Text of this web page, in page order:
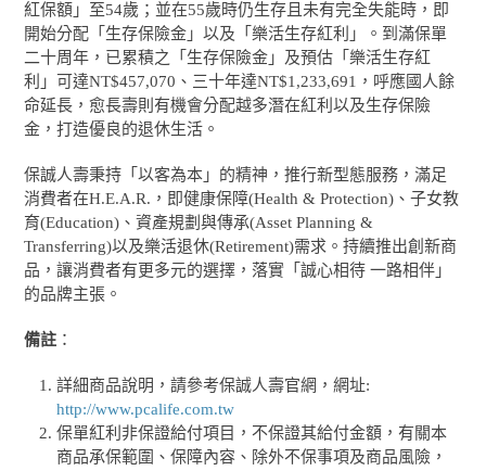
紅保額」至54歲；並在55歲時仍生存且未有完全失能時，即
開始分配「生存保險金」以及「樂活生存紅利」。到滿保單
二十周年，已累積之「生存保險金」及預估「樂活生存紅
利」可達NT$457,070、三十年達NT$1,233,691，呼應國人餘
命延長，愈長壽則有機會分配越多潛在紅利以及生存保險
金，打造優良的退休生活。
保誠人壽秉持「以客為本」的精神，推行新型態服務，滿足
消費者在H.E.A.R.，即健康保障(Health & Protection)、子女教
育(Education)、資產規劃與傳承(Asset Planning &
Transferring)以及樂活退休(Retirement)需求。持續推出創新商
品，讓消費者有更多元的選擇，落實「誠心相待 一路相伴」
的品牌主張。
備註 ：
詳細商品說明，請參考保誠人壽官網，網址:
http://www.pcalife.com.tw
保單紅利非保證給付項目，不保證其給付金額，有關本
商品承保範圍、保障內容、除外不保事項及商品風險，